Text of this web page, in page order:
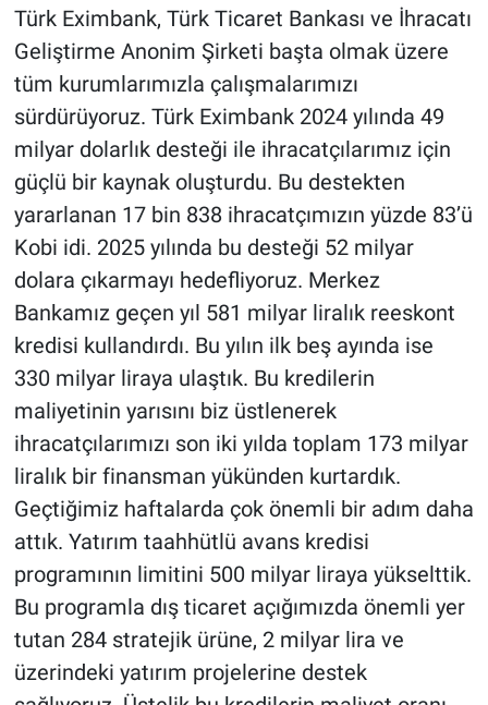
Türk Eximbank, Türk Ticaret Bankası ve İhracatı
Geliştirme Anonim Şirketi başta olmak üzere
tüm kurumlarımızla çalışmalarımızı
sürdürüyoruz. Türk Eximbank 2024 yılında 49
milyar dolarlık desteği ile ihracatçılarımız için
güçlü bir kaynak oluşturdu. Bu destekten
yararlanan 17 bin 838 ihracatçımızın yüzde 83’ü
Kobi idi. 2025 yılında bu desteği 52 milyar
dolara çıkarmayı hedefliyoruz. Merkez
Bankamız geçen yıl 581 milyar liralık reeskont
kredisi kullandırdı. Bu yılın ilk beş ayında ise
330 milyar liraya ulaştık. Bu kredilerin
maliyetinin yarısını biz üstlenerek
ihracatçılarımızı son iki yılda toplam 173 milyar
liralık bir finansman yükünden kurtardık.
Geçtiğimiz haftalarda çok önemli bir adım daha
attık. Yatırım taahhütlü avans kredisi
programının limitini 500 milyar liraya yükselttik.
Bu programla dış ticaret açığımızda önemli yer
tutan 284 stratejik ürüne, 2 milyar lira ve
üzerindeki yatırım projelerine destek